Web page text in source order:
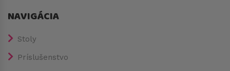
NAVIGÁCIA
Stoly
Príslušenstvo